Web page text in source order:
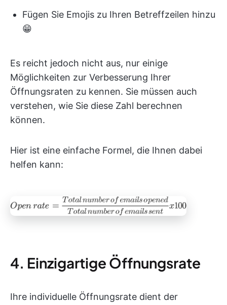
Fügen Sie Emojis zu Ihren Betreffzeilen hinzu
😁
Es reicht jedoch nicht aus, nur einige
Möglichkeiten zur Verbesserung Ihrer
Öffnungsraten zu kennen. Sie müssen auch
verstehen, wie Sie diese Zahl berechnen
können.
Hier ist eine einfache Formel, die Ihnen dabei
helfen kann:
4. Einzigartige Öffnungsrate
Ihre individuelle Öffnungsrate dient der